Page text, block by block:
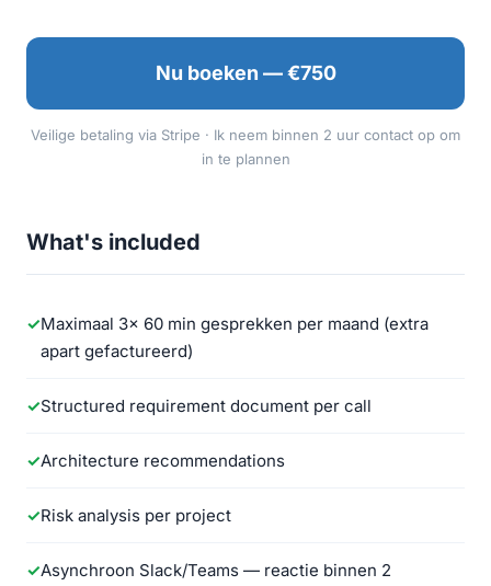
Nu boeken — €750
Veilige betaling via Stripe · Ik neem binnen 2 uur contact op om
in te plannen
What's included
Maximaal 3x 60 min gesprekken per maand (extra
apart gefactureerd)
Structured requirement document per call
Architecture recommendations
Risk analysis per project
Asynchroon Slack/Teams — reactie binnen 2